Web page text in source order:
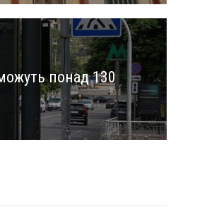
понад 130